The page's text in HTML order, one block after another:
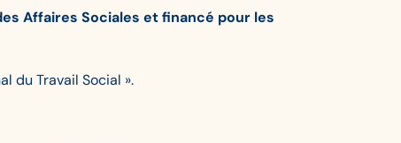
Affaires Sociales et financé pour les
du Travail Social ».